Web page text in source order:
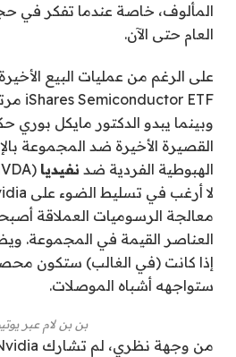
المألوف، خاصة عندما تفكر في
العام حتى الآن.
على الرغم من عمليات البيع
وبينما يبدو الدكتور مايكل بوري
القصيرة الأخيرة ضد المجموعة
الهبوطية الفردية ضد نفيديا
معالجة الرسوميات العملاقة
العناصر القيمة في المجموعة.
إذا كانت (في الغالب) ستكون
ستواجهه أشباه الموصلات.
بن بن لام عبر